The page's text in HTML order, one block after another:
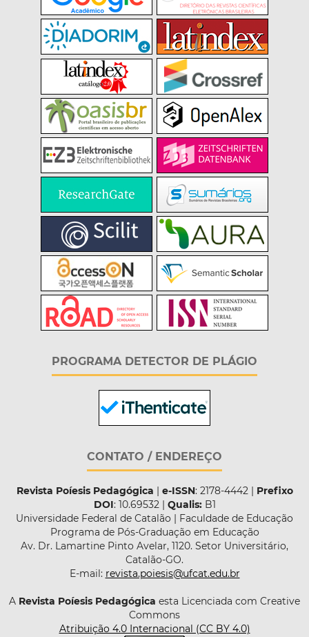
PROGRAMA DETECTOR DE PLÁGIO
CONTATO / ENDEREÇO
Revista Poíesis Pedagógica e-ISSN: 2178-4442 | Prefixo
DOI: 10.69532 | Qualis:B1
Universidade Federal de Catalão | Faculdade de Educação
Programa de Pós-Graduação em Educação
Av. Dr. Lamartine Pinto Avelar, 1120. Setor Universitário,
Catalão-GO.
E-mail: revista.poiesis@ufcat.edu.br
A Revista Poíesis Pedagógica esta Licenciada com Creative
Commons
Atribuição 4.0 Internacional (CC BY 4.0)